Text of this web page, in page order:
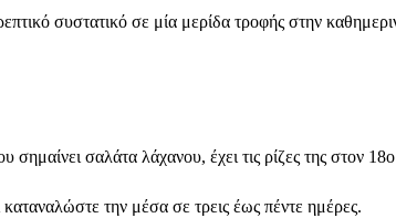
συστατικό σε μία μερίδα τροφής στην
σαλάτα λάχανου, έχει τις ρίζες της στον
την μέσα σε τρεις έως πέντε ημέρες.